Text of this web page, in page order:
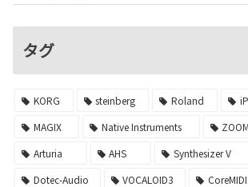
タグ
KORG steinberg Roland
MAGIX
Native Instruments ZOOM
Arturia
AHS Synthesizer V
Dotec-Audio
VOCALOID3 CoreMIDI